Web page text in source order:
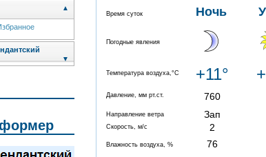
▲
▼
Время суток Ночь
Погодные явления
Температура воздуха,°C +11°
Давление, мм рт.ст. 760
Направление ветра Зап
Скорость, м/с 2
Влажность воздуха, % 76